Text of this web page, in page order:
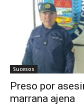
Sucesos
Preso por
marrana ajena